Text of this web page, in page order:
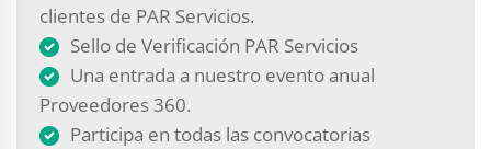
clientes de PAR Servicios.
Sello de Verificación PAR Servicios
Una entrada a nuestro evento anual
Proveedores 360.
Participa en todas las convocatorias